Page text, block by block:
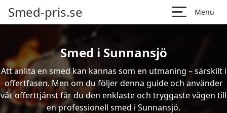
Smed-pris.se Menu
Smed i Sunnansjö
Att anlita en smed kan kännas som en utmaning – särskilt i
offertfasen. Men om du följer denna guide och använder
vår offerttjänst får du den enklaste och tryggaste vägen till
en professionell smed i Sunnansjö.